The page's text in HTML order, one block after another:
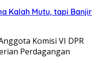
Kalah Mutu, tapi Banjir
Anggota Komisi VI DPR
Perdagangan